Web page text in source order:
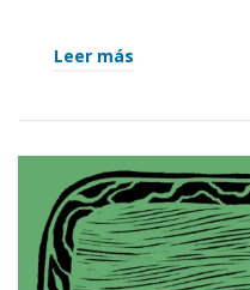
Leer más